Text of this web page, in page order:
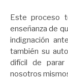
Este proceso
enseñanza de
indignación
también su
difícil de
nosotros